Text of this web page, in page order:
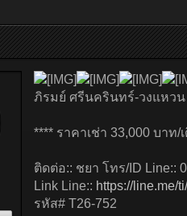
ภิรมย์ ศรีนครินทร์-วงแหว
**** ราคาเช่า 33,000 บาท/
ติดต่อ:: ชยา โทร/ID Line::
Link Line:: https://line.me/
รหัส# T26-752